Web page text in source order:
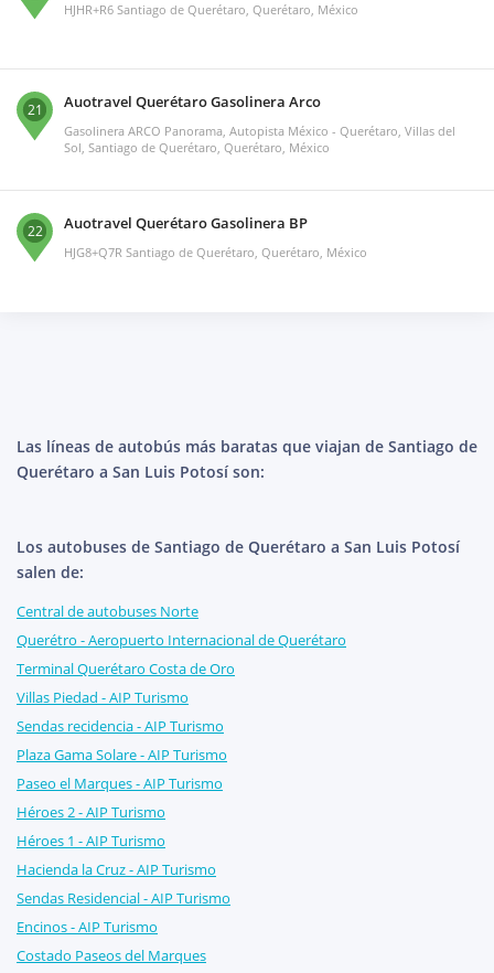
HJHR+R6 Santiago de Querétaro, Querétaro, México
21 Auotravel Querétaro Gasolinera Arco
Gasolinera ARCO Panorama, Autopista México - Querétaro, Villas del
Sol, Santiago de Querétaro, Querétaro, México
22 Auotravel Querétaro Gasolinera BP
HJG8+Q7R Santiago de Querétaro, Querétaro, México
Las líneas de autobús más baratas que viajan de Santiago de
Querétaro a San Luis Potosí son:
Los autobuses de Santiago de Querétaro a San Luis Potosí
salen de:
Central de autobuses Norte
Querétro - Aeropuerto Internacional de Querétaro
Terminal Querétaro Costa de Oro
Villas Piedad - AIP Turismo
Sendas recidencia - AIP Turismo
Plaza Gama Solare - AIP Turismo
Paseo el Marques - AIP Turismo
Héroes 2 - AIP Turismo
Héroes 1 - AIP Turismo
Hacienda la Cruz - AIP Turismo
Sendas Residencial - AIP Turismo
Encinos - AIP Turismo
Costado Paseos del Marques